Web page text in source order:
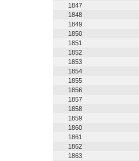
1847
1848
1849
1850
1851
1852
1853
1854
1855
1856
1857
1858
1859
1860
1861
1862
1863